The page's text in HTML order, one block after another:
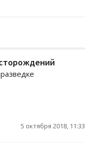
5 октября 2018, 11:33